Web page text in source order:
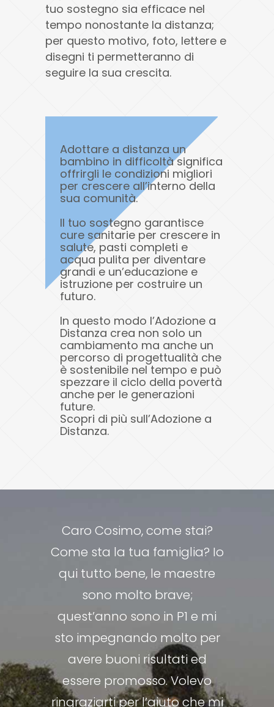
tuo sostegno sia efficace nel
tempo nonostante la distanza;
per questo motivo, foto, lettere e
disegni ti permetteranno di
seguire la sua crescita.
Adottare a distanza un
bambino in difficoltà significa
offrirgli le condizioni migliori
per crescere all’interno della
sua comunità.
Il tuo sostegno garantisce
cure sanitarie per crescere in
salute, pasti completi e
acqua pulita per diventare
grandi e un’educazione e
istruzione per costruire un
futuro.
In questo modo l’Adozione a
Distanza crea non solo un
cambiamento ma anche un
percorso di progettualità che
è sostenibile nel tempo e può
spezzare il ciclo della povertà
anche per le generazioni
future.
Scopri di più sull’Adozione a
Distanza.
Caro Cosimo, come stai?
Come sta la tua famiglia? Io
qui tutto bene, le maestre
sono molto brave;
quest’anno sono in P1 e mi
sto impegnando molto per
avere buoni risultati ed
essere promosso. Volevo
ringraziarti per l’aiuto che mi
L’adozione a distanza è in
grado di cambiare due vite:
quella di un bambino e
quella del genitore. Si prova
un’immensa gioia veder
crescere “anche solo
attraverso foto e lettere” il
bambino/a. Questa forma di
sostegno è un profondo